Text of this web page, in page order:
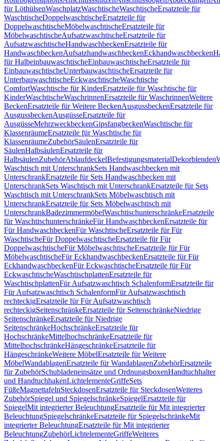
für LöthülsenWaschplatzWaschtischeWaschtischeErsatzteile für
WaschtischeDoppelwaschtischeErsatzteile für
DoppelwaschtischeMöbelwaschtischeErsatzteile für
MöbelwaschtischeAufsatzwaschtischeErsatzteile für
AufsatzwaschtischeHandwaschbeckenErsatzteile für
HandwaschbeckenAufsatzhandwaschbeckenEckhandwaschbecken
für HalbeinbauwaschtischeEinbauwaschtischeErsatzteile für
EinbauwaschtischeUnterbauwaschtischeErsatzteile für
UnterbauwaschtischeEckwaschtischeWaschtische
ComfortWaschtische für KinderErsatzteile für Waschtische für
KinderWaschtischeWaschrinnenErsatzteile für WaschrinnenWeitere
BeckenErsatzteile für Weitere BeckenAusgussbeckenErsatzteile für
AusgussbeckenAusgüsseErsatzteile für
AusgüsseMehrzweckbeckenGipsfangbeckenWaschtische für
KlassenräumeErsatzteile für Waschtische für
KlassenräumeZubehörSäulenErsatzteile für
SäulenHalbsäulenErsatzteile für
HalbsäulenZubehörAblaufdeckelBefestigungsmaterialDekorblenden
Waschtisch mit UnterschrankSets Handwaschbecken mit
UnterschrankErsatzteile für Sets Handwaschbecken mit
UnterschrankSets Waschtisch mit UnterschrankErsatzteile für Sets
Waschtisch mit UnterschrankSets Möbelwaschtisch mit
UnterschrankErsatzteile für Sets Möbelwaschtisch mit
UnterschrankBadezimmermöbelWaschtischunterschränkeErsatzteile
für WaschtischunterschränkeFür HandwaschbeckenErsatzteile für
Für HandwaschbeckenFür WaschtischeErsatzteile für Für
WaschtischeFür DoppelwaschtischeErsatzteile für Für
DoppelwaschtischeFür MöbelwaschtischeErsatzteile für Für
MöbelwaschtischeFür EckhandwaschbeckenErsatzteile für Für
EckhandwaschbeckenFür EckwaschtischeErsatzteile für Für
EckwaschtischeWaschtischplattenErsatzteile für
WaschtischplattenFür Aufsatzwaschtisch SchalenformErsatzteile für
Für Aufsatzwaschtisch SchalenformFür Aufsatzwaschtisch
rechteckigErsatzteile für Für Aufsatzwaschtisch
rechteckigSeitenschränkeErsatzteile für SeitenschränkeNiedrige
SeitenschränkeErsatzteile für Niedrige
SeitenschränkeHochschränkeErsatzteile für
HochschränkeMittelhochschränkeErsatzteile für
MittelhochschränkeHängeschränkeErsatzteile für
HängeschränkeWeitere MöbelErsatzteile für Weitere
MöbelWandablagenErsatzteile für WandablagenZubehörErsatzteile
für ZubehörSchubladeneinsätze und OrdnungsboxenHandtuchhalter
und HandtuchhakenLichtelementeGriffeSets
FüßeMagnettafelnSteckdosenErsatzteile für SteckdosenWeiteres
ZubehörSpiegel und SpiegelschränkeSpiegelErsatzteile für
SpiegelMit integrierter BeleuchtungErsatzteile für Mit integrierter
BeleuchtungSpiegelschränkeErsatzteile für SpiegelschränkeMit
integrierter BeleuchtungErsatzteile für Mit integrierter
BeleuchtungZubehörLichtelementeGriffeWeiteres